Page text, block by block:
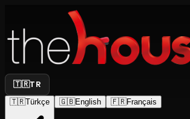
🇹🇷TR
🇹🇷Türkçe 🇬🇧English 🇫🇷Français